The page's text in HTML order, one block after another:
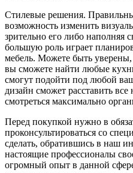
Стилевые решения.
возможность изменить
зрительно его либо наполняя
большую роль играет
мебель. Можете быть
вы сможете найти любые
смогут подойти под любой
дизайн сможет расставить
смотреться максимально
Перед покупкой нужно в
проконсультироваться со
сделать, обратившись в наш
настоящие профессионалы
огромный опыт в данной